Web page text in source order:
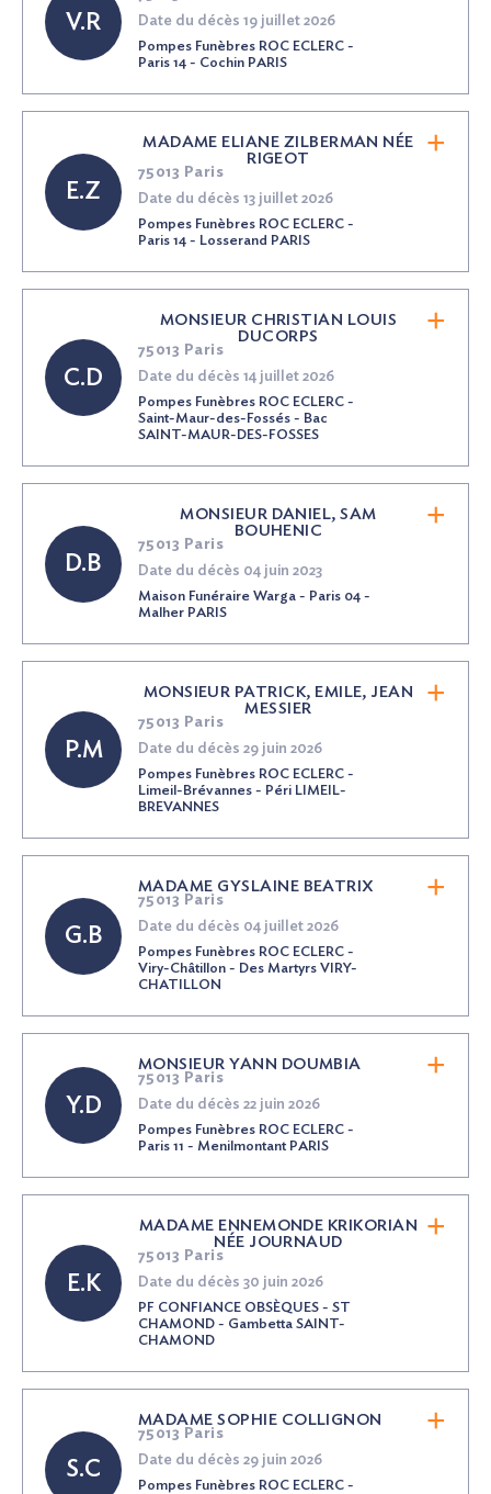
V.R
Date du décès 19 juillet 2026
Pompes Funèbres ROC ECLERC -
Paris 14 - Cochin PARIS
E.Z
MADAME ELIANE ZILBERMANNÉE
RIGEOT
75013 Paris
Date du décès 13 juillet 2026
Pompes Funèbres ROC ECLERC -
Paris 14 - Losserand PARIS
C.D
MONSIEUR CHRISTIAN LOUIS
DUCORPS
75013 Paris
Date du décès 14 juillet 2026
Pompes Funèbres ROC ECLERC -
Saint-Maur-des-Fossés - Bac
SAINT-MAUR-DES-FOSSES
D.B
MONSIEUR DANIEL, SAM
BOUHENIC
75013 Paris
Date du décès 04 juin 2023
Maison Funéraire Warga - Paris 04 -
Malher PARIS
P.M
MONSIEUR PATRICK, EMILE, JEAN
MESSIER
75013 Paris
Date du décès 29 juin 2026
Pompes Funèbres ROC ECLERC -
Limeil-Brévannes - Péri LIMEIL-
BREVANNES
G.B
MADAME GYSLAINE BEATRIX
75013 Paris
Date du décès 04 juillet 2026
Pompes Funèbres ROC ECLERC -
Viry-Châtillon - Des Martyrs VIRY-
CHATILLON
Y.D
MONSIEUR YANN DOUMBIA
75013 Paris
Date du décès 22 juin 2026
Pompes Funèbres ROC ECLERC -
Paris 11 - Menilmontant PARIS
E.K
MADAME ENNEMONDE KRIKORIAN
NÉE JOURNAUD
75013 Paris
Date du décès 30 juin 2026
PF CONFIANCE OBSÈQUES - ST
CHAMOND - Gambetta SAINT-
CHAMOND
S.C
MADAME SOPHIE COLLIGNON
75013 Paris
Date du décès 29 juin 2026
Pompes Funèbres ROC ECLERC -